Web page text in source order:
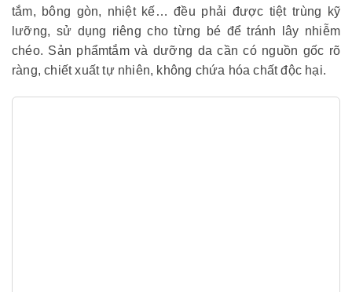
tắm, bông gòn, nhiệt kế… đều phải được tiệt trùng kỹ
lưỡng, sử dụng riêng cho từng bé để tránh lây nhiễm
chéo. Sản phẩmtắm và dưỡng da cần có nguồn gốc rõ
ràng, chiết xuất tự nhiên, không chứa hóa chất độc hại.